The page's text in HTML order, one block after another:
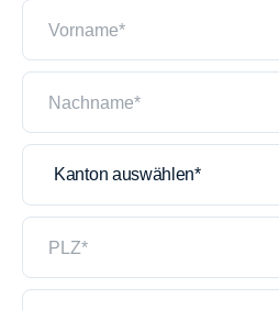
Standorte
Infothek
Kontakt
Vorname*
Nachname*
PLZ*